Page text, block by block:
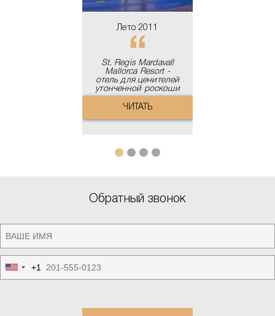
Лето 2011
St. Regis Mardavall
Mallorca Resort -
отель для ценителей
утонченной роскоши
ЧИТАТЬ
Обратный звонок
United
States
+1